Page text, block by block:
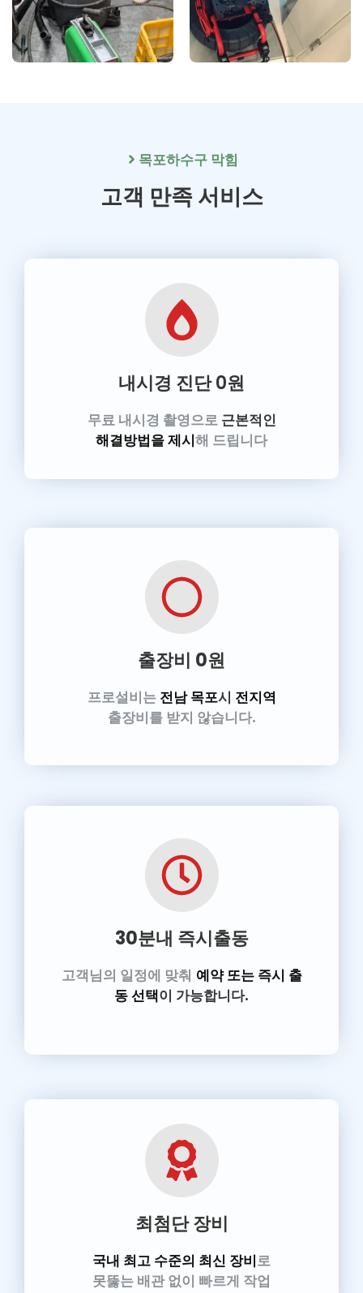
목포하수구 막힘
고객 만족 서비스
내시경 진단0원
무료 내시경 촬영으로 근본적인
해결방법을 제시해 드립니다
출장비 0원
프로설비는 전남 목포시 전지역
출장비를 받지 않습니다.
30분내 즉시출동
고객님의 일정에 맞춰 예약 또는 즉시 출
동 선택이 가능합니다.
최첨단 장비
국내 최고 수준의 최신 장비로
못뚫는 배관 없이 빠르게 작업